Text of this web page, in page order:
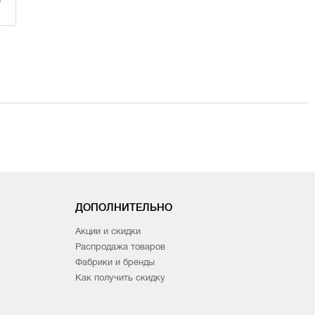
ДОПОЛНИТЕЛЬНО
Акции и скидки
Распродажа товаров
Фабрики и бренды
Как получить скидку